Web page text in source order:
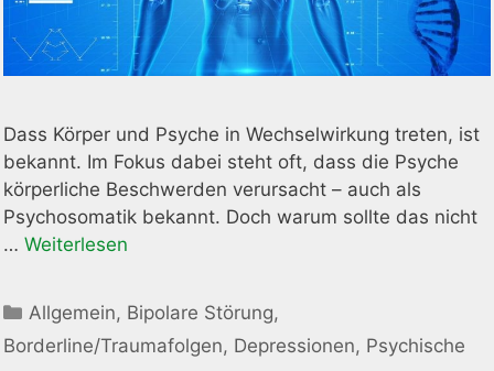
Dass Körper und Psyche in Wechselwirkung treten, ist
bekannt. Im Fokus dabei steht oft, dass die Psyche
körperliche Beschwerden verursacht – auch als
Psychosomatik bekannt. Doch warum sollte das nicht
… Weiterlesen
Kategorien
Allgemein, Bipolare Störung,
Borderline/Traumafolgen, Depressionen, Psychische